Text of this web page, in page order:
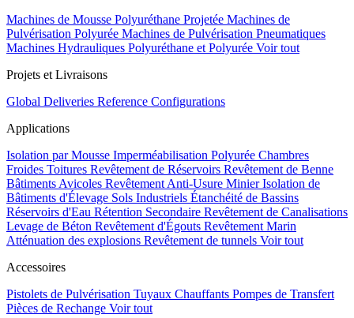
Machines de Mousse Polyuréthane Projetée Machines de
Pulvérisation Polyurée Machines de Pulvérisation Pneumatiques
Machines Hydrauliques Polyuréthane et Polyurée Voir tout
Projets et Livraisons
Global Deliveries Reference Configurations
Applications
Isolation par Mousse Imperméabilisation Polyurée Chambres
Froides Toitures Revêtement de Réservoirs Revêtement de Benne
Bâtiments Avicoles Revêtement Anti-Usure MinierIsolation de
Bâtiments d'Élevage Sols Industriels Étanchéité de Bassins
Réservoirs d'Eau Rétention Secondaire Revêtement de Canalisations
Levage de Béton Revêtement d'Égouts Revêtement Marin
Atténuation des explosions Revêtement de tunnels Voir tout
Accessoires
Pistolets de Pulvérisation Tuyaux Chauffants Pompes de Transfert
Pièces de Rechange Voir tout